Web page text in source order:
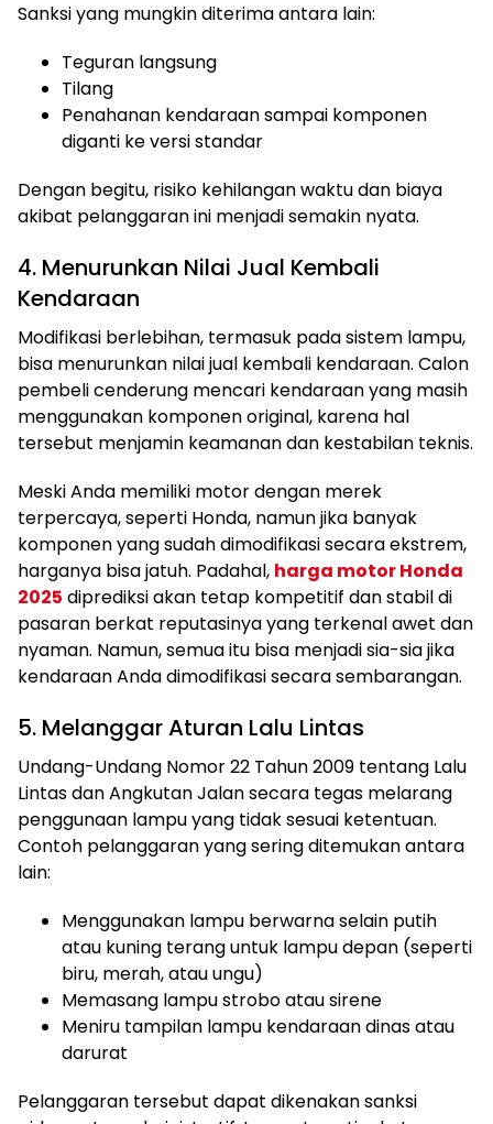
Sanksi yang mungkin diterima antara lain:
Teguran langsung
Tilang
Penahanan kendaraan sampai komponen
diganti ke versi standar
Dengan begitu, risiko kehilangan waktu dan biaya
akibat pelanggaran ini menjadi semakin nyata.
4. Menurunkan Nilai Jual Kembali
Kendaraan
Modifikasi berlebihan, termasuk pada sistem lampu,
bisa menurunkan nilai jual kembali kendaraan. Calon
pembeli cenderung mencari kendaraan yang masih
menggunakan komponen original, karena hal
tersebut menjamin keamanan dan kestabilan teknis.
Meski Anda memiliki motor dengan merek
terpercaya, seperti Honda, namun jika banyak
komponen yang sudah dimodifikasi secara ekstrem,
harganya bisa jatuh. Padahal, harga motor Honda
2025 diprediksi akan tetap kompetitif dan stabil di
pasaran berkat reputasinya yang terkenal awet dan
nyaman. Namun, semua itu bisa menjadi sia-sia jika
kendaraan Anda dimodifikasi secara sembarangan.
5. Melanggar Aturan Lalu Lintas
Undang-Undang Nomor 22 Tahun 2009 tentang Lalu
Lintas dan Angkutan Jalan secara tegas melarang
penggunaan lampu yang tidak sesuai ketentuan.
Contoh pelanggaran yang sering ditemukan antara
lain:
Menggunakan lampu berwarna selain putih
atau kuning terang untuk lampu depan (seperti
biru, merah, atau ungu)
Memasang lampu strobo atau sirene
Meniru tampilan lampu kendaraan dinas atau
darurat
Pelanggaran tersebut dapat dikenakan sanksi